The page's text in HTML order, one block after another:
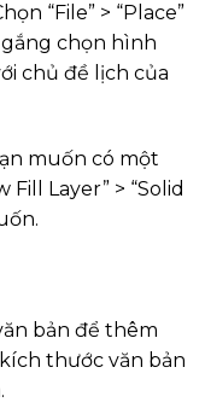
“File” > “Place”
chọn hình
chủ đề lịch của
muốn có một
Fill Layer” > “Solid
bản để thêm
thước văn bản